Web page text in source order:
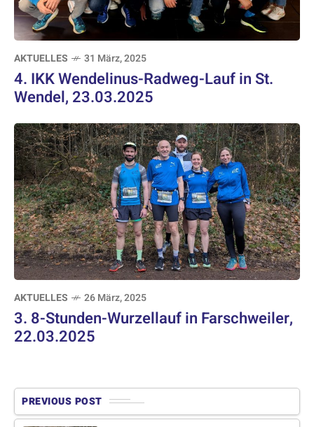
AKTUELLES 31 März, 2025
4. IKK Wendelinus-Radweg-Lauf in St.
Wendel, 23.03.2025
AKTUELLES 26 März, 2025
3. 8-Stunden-Wurzellauf in Farschweiler,
22.03.2025
PREVIOUS POST